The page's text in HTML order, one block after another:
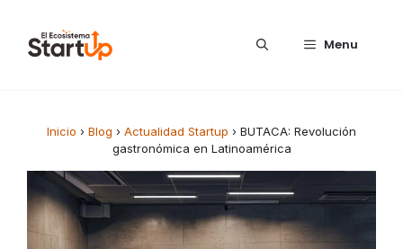
Menu
Inicio › Blog › Actualidad Startup › BUTACA: Revolución
gastronómica en Latinoamérica